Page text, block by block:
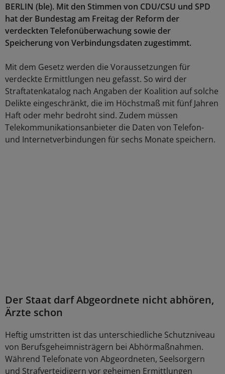
BERLIN (ble). Mit den Stimmen von CDU/CSU und SPD
hat der Bundestag am Freitag der Reform der
verdeckten Telefonüberwachung sowie der
Speicherung von Verbindungsdaten zugestimmt.
Mit dem Gesetz werden die Voraussetzungen für
verdeckte Ermittlungen neu gefasst. So wird der
Straftatenkatalog nach Angaben der Koalition auf solche
Delikte eingeschränkt, die im Höchstmaß mit fünf Jahren
Haft oder mehr bedroht sind. Zudem müssen
Telekommunikationsanbieter die Daten von Telefon-
und Internetverbindungen für sechs Monate speichern.
Der Staat darf Abgeordnete nicht abhören,
Ärzte schon
Heftig umstritten ist das unterschiedliche Schutzniveau
von Berufsgeheimnisträgern bei Abhörmaßnahmen.
Während Telefonate von Abgeordneten, Seelsorgern
und Strafverteidigern vor geheimen Ermittlungen